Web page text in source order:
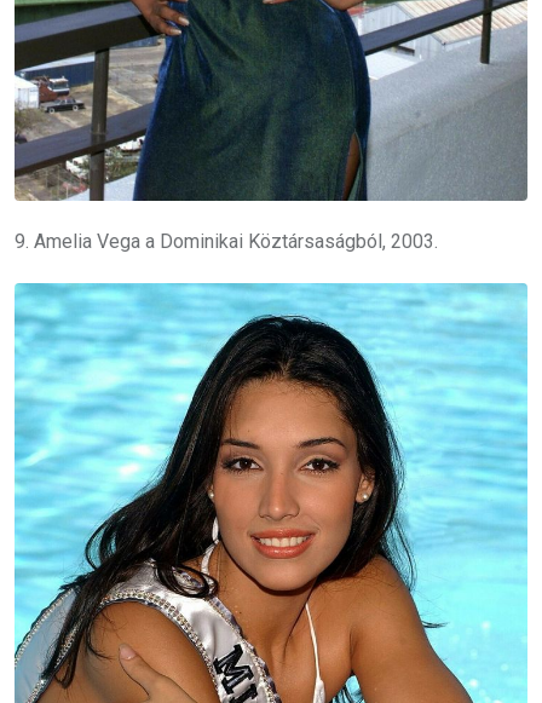
9. Amelia Vega a Dominikai Köztársaságból, 2003.